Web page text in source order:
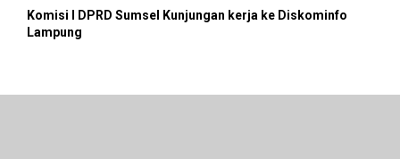
Komisi I DPRD Sumsel Kunjungan kerja ke Diskominfo
Lampung